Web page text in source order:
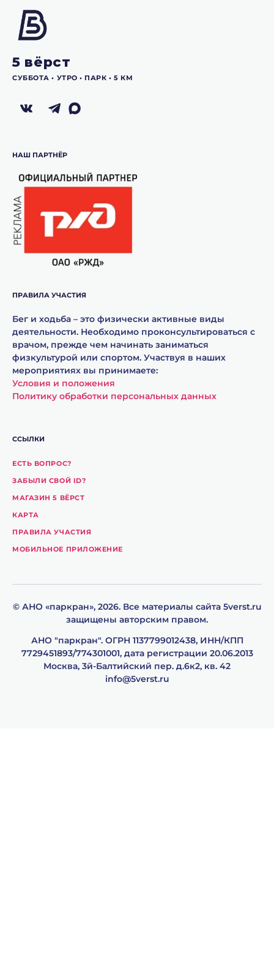
5 вёрст
СУББОТА •‎ УТРО •‎ ПАРК •‎ 5 КМ
НАШ ПАРТНЁР
ССЫЛКИ
ЕСТЬ ВОПРОС?
ЗАБЫЛИ СВОЙ ID?
МАГАЗИН 5 ВЁРСТ
КАРТА
ПРАВИЛА УЧАСТИЯ
МОБИЛЬНОЕ ПРИЛОЖЕНИЕ
ПРАВИЛА УЧАСТИЯ
Бег и ходьба – это физически активные виды
деятельности. Необходимо проконсультироваться с
врачом, прежде чем начинать заниматься
физкультурой или спортом. Участвуя в наших
мероприятиях вы принимаете:
Условия и положения
Политику обработки персональных данных
© АНО «паpкpан», 2026. Все материалы сайта 5verst.ru
защищены авторским правом.
АНО "паркpан". ОГРН 1137799012438, ИНН/КПП
7729451893/774301001, дата регистрации 20.06.2013
Москва, 3й-Балтийский пер. д.6к2, кв. 42
info@5verst.ru